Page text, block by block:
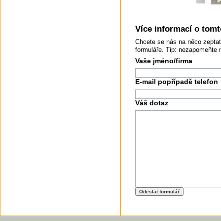
Více informací o
Chcete se nás na něco
formuláře. Tip:
Vaše jméno/firma
E-mail popřípadě telefon
Váš dotaz